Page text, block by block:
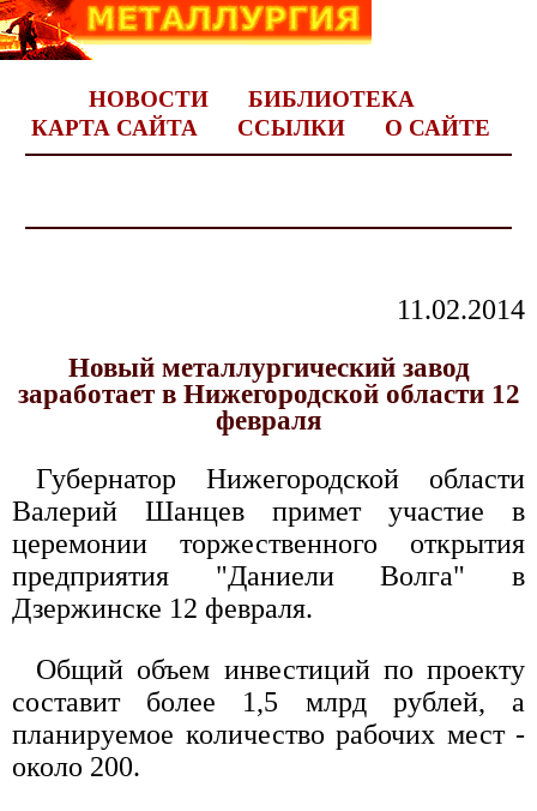
НОВОСТИ
БИБЛИОТЕКА
КАРТА САЙТА
ССЫЛКИ О САЙТЕ
11.02.2014
Новый металлургический завод
заработает в Нижегородской области 12
февраля
Губернатор Нижегородской области
Валерий Шанцев примет участие в
церемонии торжественного открытия
предприятия "Даниели Волга" в
Дзержинске 12 февраля.
Общий объем инвестиций по проекту
составит более 1,5 млрд рублей, а
планируемое количество рабочих мест -
около 200.